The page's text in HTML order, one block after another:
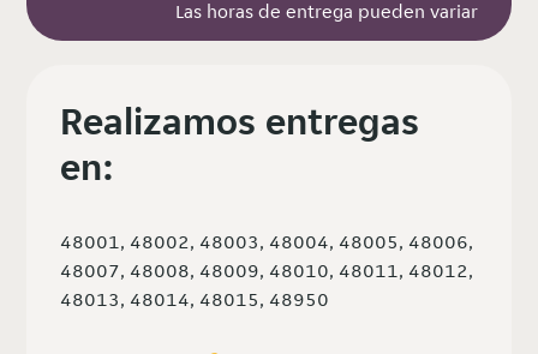
Las horas de entrega pueden variar
Realizamos entregas
en:
48001, 48002, 48003, 48004, 48005, 48006,
48007, 48008, 48009, 48010, 48011, 48012,
48013, 48014, 48015, 48950